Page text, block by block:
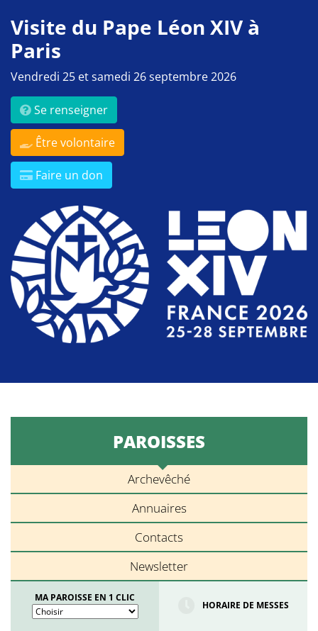
Visite du Pape Léon XIV à
Paris
Vendredi 25 et samedi 26 septembre 2026
Se renseigner
Être volontaire
Faire un don
PAROISSES
Archevêché
Annuaires
Contacts
Newsletter
MA PAROISSE EN 1 CLIC
HORAIRE DE MESSES